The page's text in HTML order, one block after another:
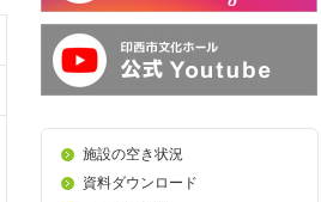
施設の空き状況
資料ダウンロード